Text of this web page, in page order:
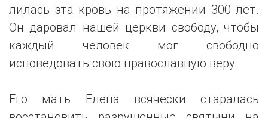
лилась эта кровь на протяжении 300 лет.
Он даровал нашей церкви свободу, чтобы
каждый человек мог свободно
исповедовать свою православную веру.
Его мать Елена всячески старалась